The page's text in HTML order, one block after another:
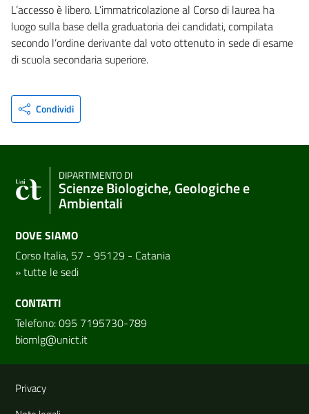
L’accesso è libero. L’immatricolazione al Corso di laurea ha
luogo sulla base della graduatoria dei candidati, compilata
secondo l’ordine derivante dal voto ottenuto in sede di esame
di scuola secondaria superiore.
Condividi
DIPARTIMENTO DI
Scienze Biologiche, Geologiche e
Ambientali
DOVE SIAMO
Corso Italia, 57 - 95129 - Catania
»tutte le sedi
CONTATTI
Telefono: 095 7195730-789
biomlg@unict.it
Link e informazioni utili
Privacy